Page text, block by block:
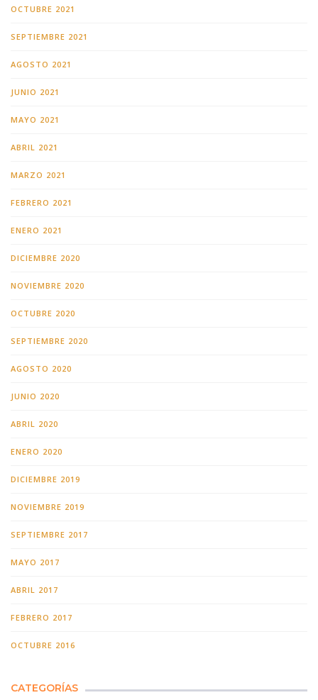
OCTUBRE 2021
SEPTIEMBRE 2021
AGOSTO 2021
JUNIO 2021
MAYO 2021
ABRIL 2021
MARZO 2021
FEBRERO 2021
ENERO 2021
DICIEMBRE 2020
NOVIEMBRE 2020
OCTUBRE 2020
SEPTIEMBRE 2020
AGOSTO 2020
JUNIO 2020
ABRIL 2020
ENERO 2020
DICIEMBRE 2019
NOVIEMBRE 2019
SEPTIEMBRE 2017
MAYO 2017
ABRIL 2017
FEBRERO 2017
OCTUBRE 2016
CATEGORÍAS